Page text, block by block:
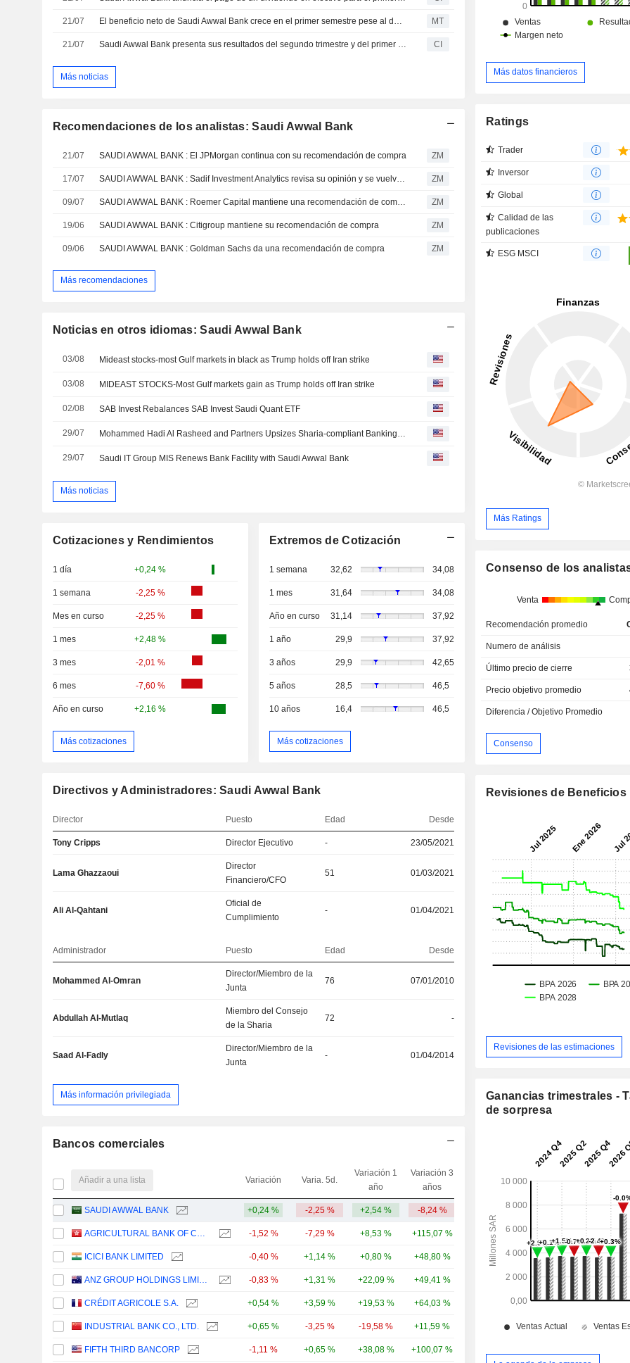
21/07 El beneficio neto de Saudi Awwal Bank crece en el primer semestre pese al descenso de los ingresos de explotacion MT
21/07 Saudi Awwal Bank presenta sus resultados del segundo trimestre y del primer semestre de 2026 CI
Más noticias
Recomendaciones de los analistas: Saudi Awwal Bank
21/07 SAUDI AWWAL BANK : El JPMorgan continua con su recomendación de compra ZM
17/07 ZM
09/07 ZM
19/06 SAUDI AWWAL BANK : Citigroup mantiene su recomendación de compra ZM
09/06 SAUDI AWWAL BANK : Goldman Sachs da una recomendación de compra ZM
Más recomendaciones
Noticias en otros idiomas: Saudi Awwal Bank
03/08 Mideast stocks-most Gulf markets in black as Trump holds off Iran strike
03/08 MIDEAST STOCKS-Most Gulf markets gain as Trump holds off Iran strike
02/08 SAB Invest Rebalances SAB Invest Saudi Quant ETF
29/07
29/07 Saudi IT Group MIS Renews Bank Facility with Saudi Awwal Bank
Más noticias
Cotizaciones y Rendimientos
1 día +0,24 %
1 semana -2,25 %
Mes en curso -2,25 %
1 mes +2,48 %
3 mes -2,01 %
6 mes -7,60 %
Año en curso +2,16 %
Más cotizaciones
Extremos de Cotización
1 semana 32,62 34,08
1 mes 31,64 34,08
Año en curso 31,14 37,92
1 año 29,9 37,92
3 años 29,9 42,65
5 años 28,5 46,5
10 años 16,4 46,5
Más cotizaciones
Directivos y Administradores: Saudi Awwal Bank
Director Puesto Edad Desde
Tony Cripps Director Ejecutivo - 23/05/2021
Lama Ghazzaoui
Director
Financiero/CFO
51 01/03/2021
Ali Al-Qahtani
Oficial de
Cumplimiento
- 01/04/2021
Administrador Puesto Edad Desde
Mohammed Al-Omran
Director/Miembro de la
Junta
76 07/01/2010
Abdullah Al-Mutlaq
Miembro del Consejo
de la Sharia
72 -
Saad Al-Fadly
Director/Miembro de la
Junta
- 01/04/2014
Más información privilegiada
Bancos comerciales
Añadir a una lista Variación Varia. 5d.
Variación 1
año
Variación 3
años
Capi.($)
SAUDI AWWAL BANK +0,24 % -2,25 % +2,54 % -8,24 % 18,1 mil M
AGRICULTURAL BANK OF CHINA LIMITED -1,52 % -7,29 % +8,53 % +115,07 % 331 mil M
ICICI BANK LIMITED -0,40 % +1,14 % +0,80 % +48,80 % 110 mil M
ANZ GROUP HOLDINGS LIMITED -0,83 % +1,31 % +22,09 % +49,41 % 80,77 mil M
CRÉDIT AGRICOLE S.A. +0,54 % +3,59 % +19,53 % +64,03 % 67,85 mil M
INDUSTRIAL BANK CO., LTD. +0,65 % -3,25 % -19,58 % +11,59 % 57,93 mil M
FIFTH THIRD BANCORP -1,11 % +0,65 % +38,08 % +100,07 %
Más datos financieros
Ratings
Trader
Inversor
Global
Calidad de las
publicaciones
ESG MSCI
Más Ratings
Consenso de los
Venta
Recomendación promedio
Numero de análisis
Último precio de cierre
Precio objetivo promedio
Diferencia / Objetivo Promedio
Consenso
Revisiones de Beneficios
Revisiones de las estimaciones
Ganancias trimestrales -
de sorpresa